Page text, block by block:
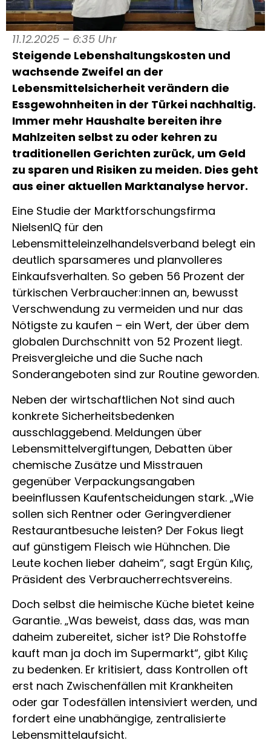
11.12.2025 – 6:35 Uhr
Steigende Lebenshaltungskosten und
wachsende Zweifel an der
Lebensmittelsicherheit verändern die
Essgewohnheiten in der Türkei nachhaltig.
Immer mehr Haushalte bereiten ihre
Mahlzeiten selbst zu oder kehren zu
traditionellen Gerichten zurück, um Geld
zu sparen und Risiken zu meiden. Dies geht
aus einer aktuellen Marktanalyse hervor.
Eine Studie der Marktforschungsfirma
NielsenIQ für den
Lebensmitteleinzelhandelsverband belegt ein
deutlich sparsameres und planvolleres
Einkaufsverhalten. So geben 56 Prozent der
türkischen Verbraucher:innen an, bewusst
Verschwendung zu vermeiden und nur das
Nötigste zu kaufen – ein Wert, der über dem
globalen Durchschnitt von 52 Prozent liegt.
Preisvergleiche und die Suche nach
Sonderangeboten sind zur Routine geworden.
Neben der wirtschaftlichen Not sind auch
konkrete Sicherheitsbedenken
ausschlaggebend. Meldungen über
Lebensmittelvergiftungen, Debatten über
chemische Zusätze und Misstrauen
gegenüber Verpackungsangaben
beeinflussen Kaufentscheidungen stark. „Wie
sollen sich Rentner oder Geringverdiener
Restaurantbesuche leisten? Der Fokus liegt
auf günstigem Fleisch wie Hühnchen. Die
Leute kochen lieber daheim“, sagt Ergün Kılıç,
Präsident des Verbraucherrechtsvereins.
Doch selbst die heimische Küche bietet keine
Garantie. „Was beweist, dass das, was man
daheim zubereitet, sicher ist? Die Rohstoffe
kauft man ja doch im Supermarkt“, gibt Kılıç
zu bedenken. Er kritisiert, dass Kontrollen oft
erst nach Zwischenfällen mit Krankheiten
oder gar Todesfällen intensiviert werden, und
fordert eine unabhängige, zentralisierte
Lebensmittelaufsicht.